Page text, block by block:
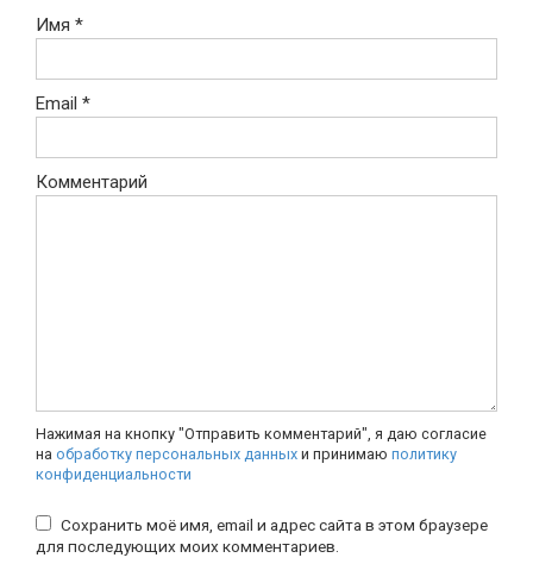
Имя *
Email *
Комментарий
Нажимая на кнопку "Отправить комментарий", я даю согласие
на обработку персональных данных и принимаю политику
конфиденциальности
Сохранить моё имя, email и адрес сайта в этом браузере
для последующих моих комментариев.